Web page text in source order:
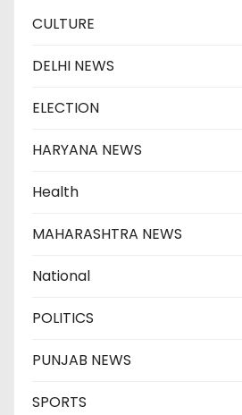
CULTURE
DELHI NEWS
ELECTION
HARYANA NEWS
Health
MAHARASHTRA NEWS
National
POLITICS
PUNJAB NEWS
SPORTS